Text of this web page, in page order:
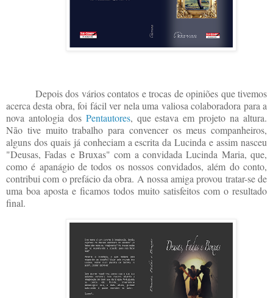
Depois dos vários contatos e trocas de opiniões que tivemos
acerca desta obra, foi fácil ver nela uma valiosa colaboradora para a
nova antologia dos Pentautores, que estava em projeto na altura.
Não tive muito trabalho para convencer os meus companheiros,
alguns dos quais já conheciam a escrita da Lucinda e assim nasceu
"Deusas, Fadas e Bruxas" com a convidada Lucinda Maria, que,
como é apanágio de todos os nossos convidados, além do conto,
contribui com o prefácio da obra. A nossa amiga provou tratar-se de
uma boa aposta e ficamos todos muito satisfeitos com o resultado
final.